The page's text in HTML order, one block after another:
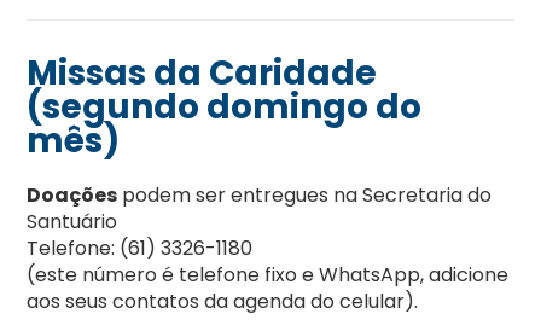
Missas da Caridade
(segundo domingo do
mês)
Doações podem ser entregues na Secretaria do
Santuário
Telefone: (61) 3326-1180
(este número é telefone fixo e WhatsApp, adicione
aos seus contatos da agenda do celular).